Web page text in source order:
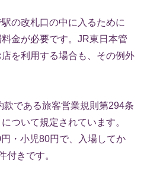
の改札口の中に入るために
金が必要です。JR東日本管
を利用する場合も、その例外
である旅客営業規則第294条
ついて規定されています。
・小児80円で、入場してか
付きです。